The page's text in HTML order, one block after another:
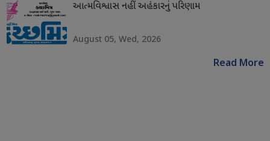
આત્મવિશ્વાસ નહીં અહંકારનું પરિણામ
August 05, Wed, 2026
Read More